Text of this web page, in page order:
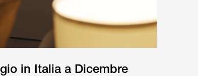
in Italia a Dicembre